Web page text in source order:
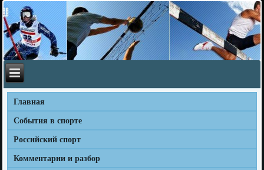
Главная
События в спорте
Российский спорт
Комментарии и разбор